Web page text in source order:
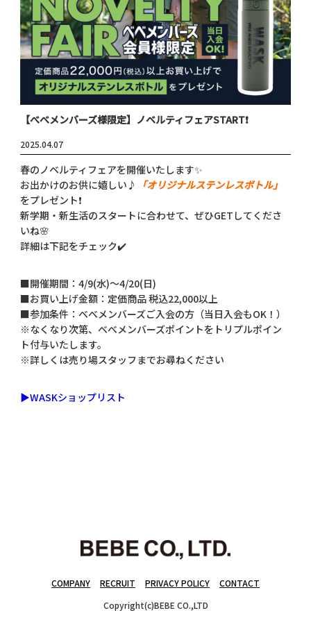
【べべメンバーズ様限定】ノベルティフェアSTART❗
2025.04.07
春のノベルティフェアを開催いたします✨
お出かけのお供に嬉しい♪
「オリジナルステンレスボトル」
をプレゼント❗
新学期・新生活のスタートに合わせて、ぜひGETしてくださ
いね🌸
詳細は下記をチェック✔️
■開催期間：4/9(水)～4/20(日)
■お買い上げ金額：定価商品 税込22,000以上
■参加条件：べべメンバーズご入会の方（当日入会もOK！）
※なくなり次第、べべメンバーズポイントをトリプルポイン
ト付与いたします。
※詳しくは売り場スタッフまでお尋ねください
▶WASKショップリスト
COMPANY RECRUIT PRIVACY POLICY
CONTACT
Copyright(c)BEBE CO.,LTD